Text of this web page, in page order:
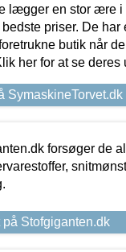
lægger en stor ære
bedste priser. De
butik når
her for at se deres
SymaskineTorvet.dk
forsøger de
Stofgiganten.dk